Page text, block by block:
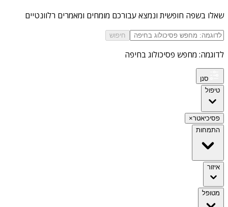
שאלו בשפה חופשית ונמצא עבורכם מומחים ומאמרים רלוונטיים
חיפוש
לדוגמה: מחפש פסיכולוג בחיפה
סנן
טיפול
פסיכיאטר×
התמחות
איזור
מטופל